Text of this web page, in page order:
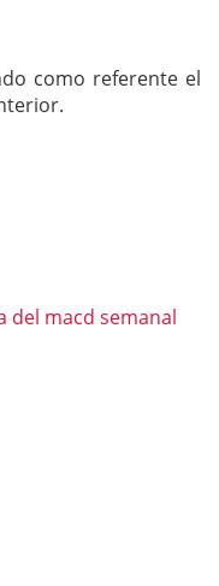
como referente el